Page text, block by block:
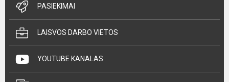
PASIEKIMAI
LAISVOS DARBO VIETOS
YOUTUBE KANALAS